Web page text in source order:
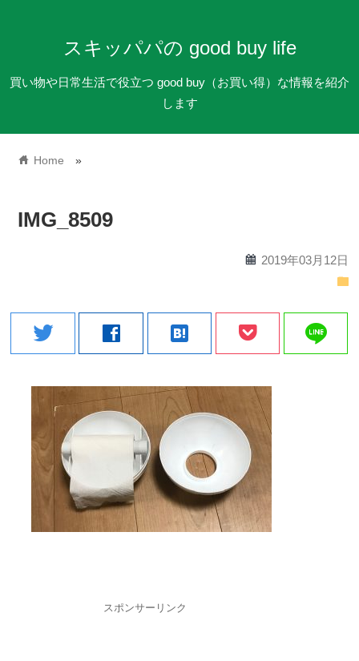
スキッパパの good buy life
買い物や日常生活で役立つ good buy（お買い得）な情報を紹介
します
home Home »
IMG_8509
calendar 2019年03月12日
folder
twitter facebook hatenabookmark line
スポンサーリンク